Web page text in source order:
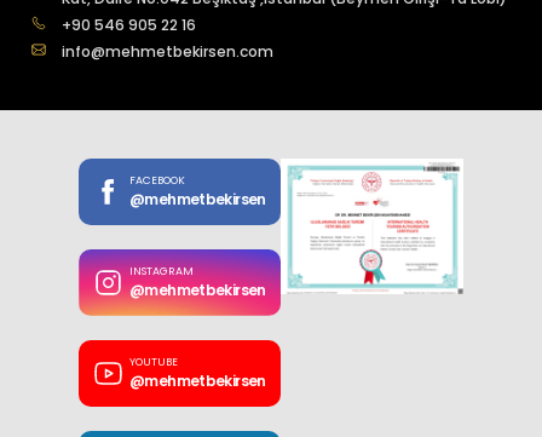
+90 546 905 22 16
info@mehmetbekirsen.com
FACEBOOK
@mehmetbekirsen
INSTAGRAM
@mehmetbekirsen
YOUTUBE
@mehmetbekirsen